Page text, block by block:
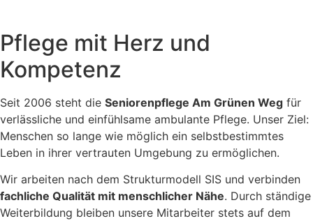
Pflege mit Herz und
Kompetenz
Seit 2006 steht die Seniorenpflege Am Grünen Weg für
verlässliche und einfühlsame ambulante Pflege. Unser Ziel:
Menschen so lange wie möglich ein selbstbestimmtes
Leben in ihrer vertrauten Umgebung zu ermöglichen.
Wir arbeiten nach dem Strukturmodell SIS und verbinden
fachliche Qualität mit menschlicher Nähe. Durch ständige
Weiterbildung bleiben unsere Mitarbeiter stets auf dem